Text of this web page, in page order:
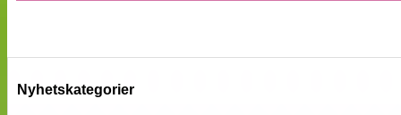
Nyhetskategorier